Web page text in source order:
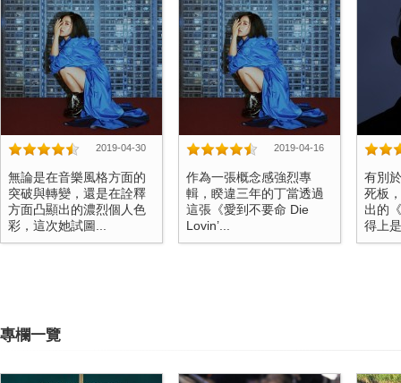
2019-04-30
無論是在音樂風格方面的
突破與轉變，還是在詮釋
方面凸顯出的濃烈個人色
彩，這次她試圖...
2019-04-16
作為一張概念感強烈專
輯，睽違三年的丁當透過
這張《愛到不要命 Die
Lovin’...
有別
死板
出的
得上
專欄一覽